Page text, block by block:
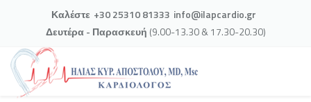
Καλέστε +30 25310 81333 info@ilapcardio.gr
Δευτέρα - Παρασκευή (9.00-13.30 & 17.30-20.30)